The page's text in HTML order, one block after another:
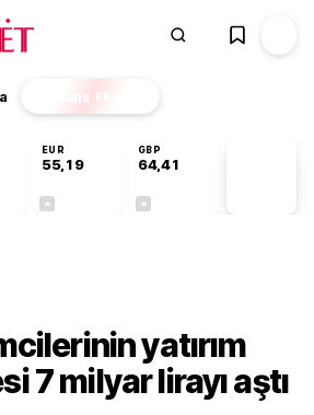
Finans EKSTRA
EUR
55,19
GBP
64,41
yatırım
7 milyar lirayı aştı